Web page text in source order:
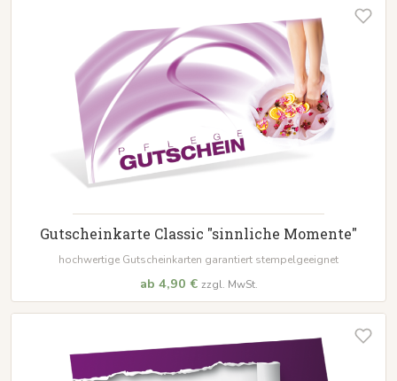
Gutscheinkarte Classic "sinnliche Momente"
hochwertige Gutscheinkarten garantiert stempelgeeignet
ab 4,90 € zzgl. MwSt.